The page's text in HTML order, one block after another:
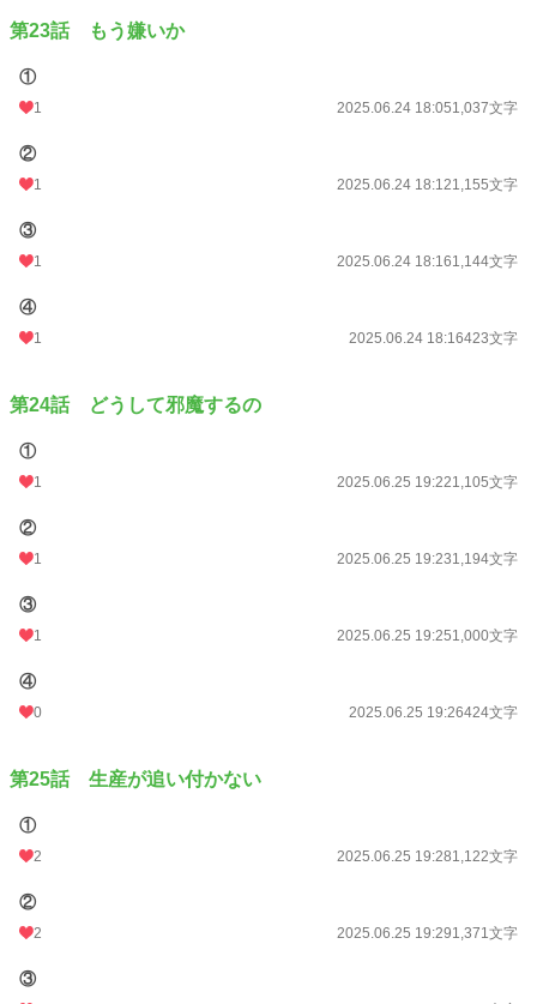
第23話 もう嫌いか
①
1 2025.06.24 18:051,037文字
②
1 2025.06.24 18:121,155文字
③
1 2025.06.24 18:161,144文字
④
1 2025.06.24 18:16423文字
第24話 どうして邪魔するの
①
1 2025.06.25 19:221,105文字
②
1 2025.06.25 19:231,194文字
③
1 2025.06.25 19:251,000文字
④
0 2025.06.25 19:26424文字
第25話 生産が追い付かない
①
2 2025.06.25 19:281,122文字
②
2 2025.06.25 19:291,371文字
③